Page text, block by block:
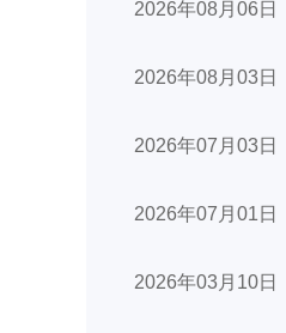
2026年08月06日
2026年08月03日
2026年07月03日
2026年07月01日
2026年03月10日